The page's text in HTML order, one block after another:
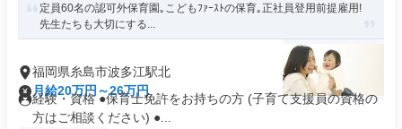
定員60名の認可外保育園｡こどもﾌｧｰｽﾄの保育｡正社員登用前提雇用!
先生たちも大切にする...
福岡県糸島市波多江駅北
月給20万円～26万円
経験・資格 ●保育士免許をお持ちの方 (子育て支援員の資格の
方はご相談ください) ●...